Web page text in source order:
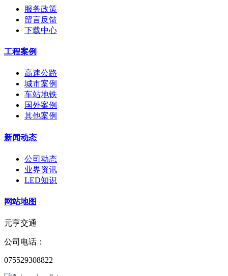
服务政策
留言反馈
下载中心
工程案例
高速公路
城市案例
车站地铁
国外案例
其他案例
新闻动态
公司动态
业界资讯
LED知识
网站地图
元亨交通
公司电话：
075529308822